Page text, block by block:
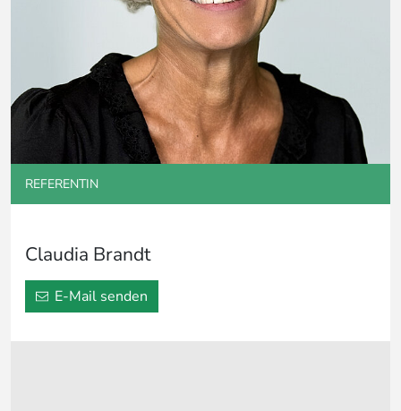
REFERENTIN
Claudia Brandt
E-Mail senden